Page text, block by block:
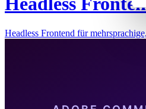
Headless Frontend für